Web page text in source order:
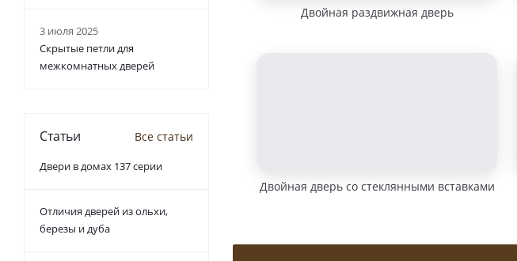
Двойная раздвижная дверь
Двойная дверь со стеклянными вставками
3 июля 2025
Скрытые петли для
межкомнатных дверей
Статьи Все статьи
Двери в домах 137 серии
Отличия дверей из ольхи,
березы и дуба